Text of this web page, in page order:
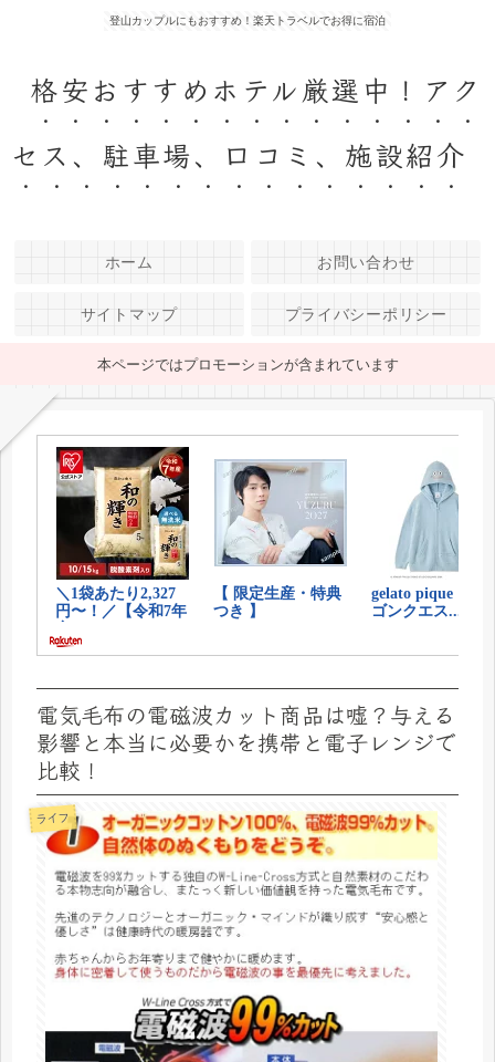
登山カップルにもおすすめ！楽天トラベルでお得に宿泊
格安おすすめホテル厳選中！アク
セス、駐車場、口コミ、施設紹介
ホーム お問い合わせ
サイトマップ プライバシーポリシー
本ページではプロモーションが含まれています
電気毛布の電磁波カット商品は嘘？与える
影響と本当に必要かを携帯と電子レンジで
比較！
ライフ